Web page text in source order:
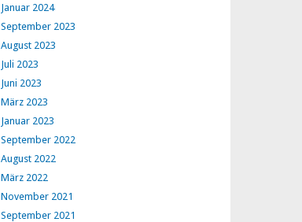
Januar 2024
September 2023
August 2023
Juli 2023
Juni 2023
März 2023
Januar 2023
September 2022
August 2022
März 2022
November 2021
September 2021